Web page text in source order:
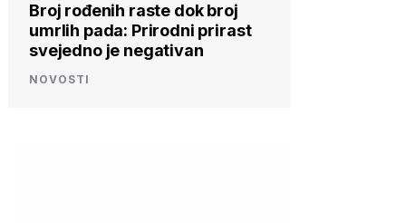
Broj rođenih raste dok broj
umrlih pada: Prirodni prirast
svejedno je negativan
NOVOSTI